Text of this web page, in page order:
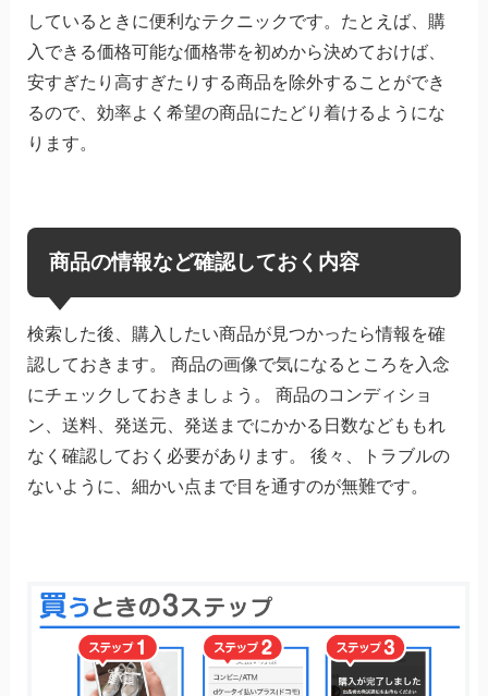
しているときに便利なテクニックです。たとえば、購
入できる価格可能な価格帯を初めから決めておけば、
安すぎたり高すぎたりする商品を除外することができ
るので、効率よく希望の商品にたどり着けるようにな
ります。
商品の情報など確認しておく内容
検索した後、購入したい商品が見つかったら情報を確
認しておきます。 商品の画像で気になるところを入念
にチェックしておきましょう。 商品のコンディショ
ン、送料、発送元、発送までにかかる日数などももれ
なく確認しておく必要があります。 後々、トラブルの
ないように、細かい点まで目を通すのが無難です。